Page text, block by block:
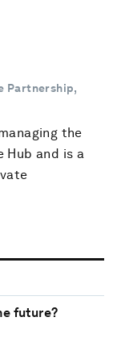
Partnership,
the
Hub and is a
future?